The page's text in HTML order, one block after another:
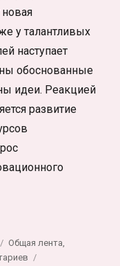
у талантливых
наступает
обоснованные
идеи. Реакцией
развитие
идей»
Рубрики
Общая лента